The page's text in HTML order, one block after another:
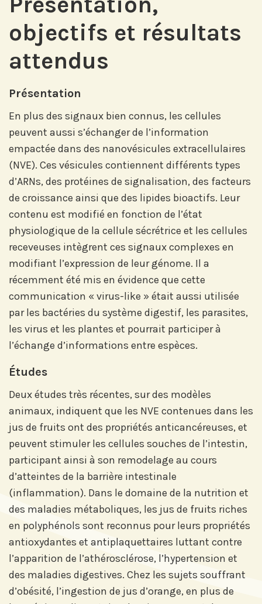
objectifs et résultats
attendus
Présentation
En plus des signaux bien connus, les cellules
peuvent aussi s’échanger de l’information
empactée dans des nanovésicules extracellulaires
(NVE). Ces vésicules contiennent différents types
d’ARNs, des protéines de signalisation, des facteurs
de croissance ainsi que des lipides bioactifs. Leur
contenu est modifié en fonction de l’état
physiologique de la cellule sécrétrice et les cellules
receveuses intègrent ces signaux complexes en
modifiant l’expression de leur génome. Il a
récemment été mis en évidence que cette
communication « virus-like » était aussi utilisée
par les bactéries du système digestif, les parasites,
les virus et les plantes et pourrait participer à
l’échange d’informations entre espèces.
Études
Deux études très récentes, sur des modèles
animaux, indiquent que les NVE contenues dans les
jus de fruits ont des propriétés anticancéreuses, et
peuvent stimuler les cellules souches de l’intestin,
participant ainsi à son remodelage au cours
d’atteintes de la barrière intestinale
(inflammation). Dans le domaine de la nutrition et
des maladies métaboliques, les jus de fruits riches
en polyphénols sont reconnus pour leurs propriétés
antioxydantes et antiplaquettaires luttant contre
l’apparition de l’athérosclérose, l’hypertension et
des maladies digestives. Chez les sujets souffrant
d’obésité, l’ingestion de jus d’orange, en plus de